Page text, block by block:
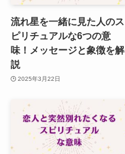
流れ星を一緒に見た人のス
ピリチュアルな6つの意
味！メッセージと象徴を解
説
2025年3月22日